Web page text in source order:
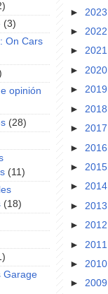
(3)
On Cars
opinión
(28)
(11)
(18)
Garage
► 2023
► 2022
► 2021
► 2020
► 2019
► 2018
► 2017
► 2016
► 2015
► 2014
► 2013
► 2012
► 2011
► 2010
► 2009